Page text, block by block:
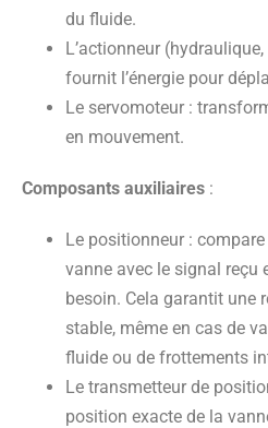
du fluide.
L’actionneur
fournit l’énergie pour
Le servomoteur :
en mouvement.
Composants auxiliaires :
Le positionneur :
vanne avec le signal reçu
besoin. Cela garantit une
stable, même en cas de
fluide ou de frottements
Le transmetteur de
position exacte de la